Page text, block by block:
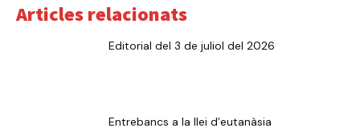
Articles relacionats
Editorial del 3 de juliol del 2026
Entrebancs a la llei d’eutanàsia